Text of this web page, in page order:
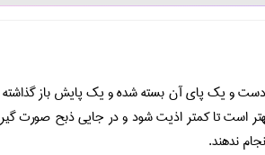
و یک پاى آن بسته شده و یک پایش باز گذاشته
است تا کمتر اذیت شود و در جایی ذبح صورت
ندهند.